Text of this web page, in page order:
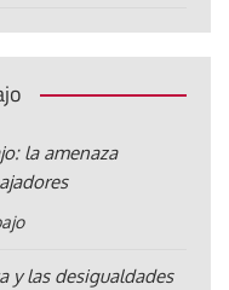
la amenaza
y las desigualdades